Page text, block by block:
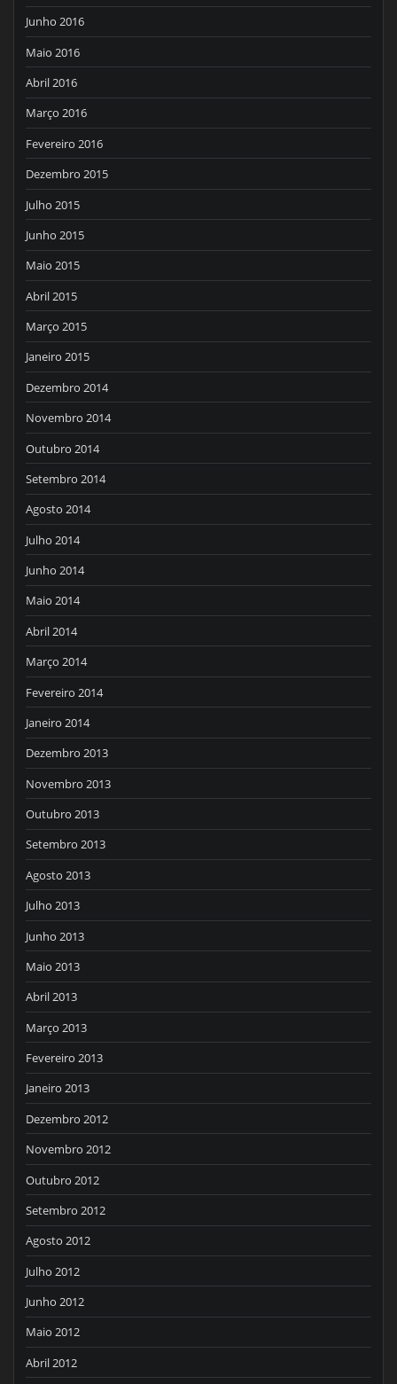
Junho 2016
Maio 2016
Abril 2016
Março 2016
Fevereiro 2016
Dezembro 2015
Julho 2015
Junho 2015
Maio 2015
Abril 2015
Março 2015
Janeiro 2015
Dezembro 2014
Novembro 2014
Outubro 2014
Setembro 2014
Agosto 2014
Julho 2014
Junho 2014
Maio 2014
Abril 2014
Março 2014
Fevereiro 2014
Janeiro 2014
Dezembro 2013
Novembro 2013
Outubro 2013
Setembro 2013
Agosto 2013
Julho 2013
Junho 2013
Maio 2013
Abril 2013
Março 2013
Fevereiro 2013
Janeiro 2013
Dezembro 2012
Novembro 2012
Outubro 2012
Setembro 2012
Agosto 2012
Julho 2012
Junho 2012
Maio 2012
Abril 2012